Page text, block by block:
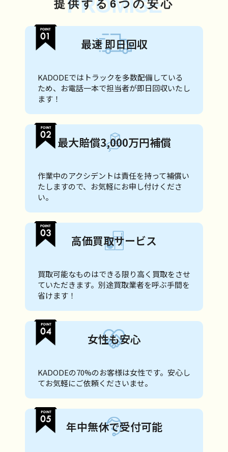
PROMISE
提供する6つの安心
最速 即日回収
KADODEではトラックを多数配備している
ため、お電話一本で担当者が即日回収いたし
ます！
最大賠償3,000万円補償
作業中のアクシデントは責任を持って補償い
たしますので、お気軽にお申し付けくださ
い。
高価買取サービス
買取可能なものはできる限り高く買取をさせ
ていただきます。別途買取業者を呼ぶ手間を
省けます！
女性も安心
KADODEの70%のお客様は女性です。安心し
てお気軽にご依頼くださいませ。
年中無休で受付可能